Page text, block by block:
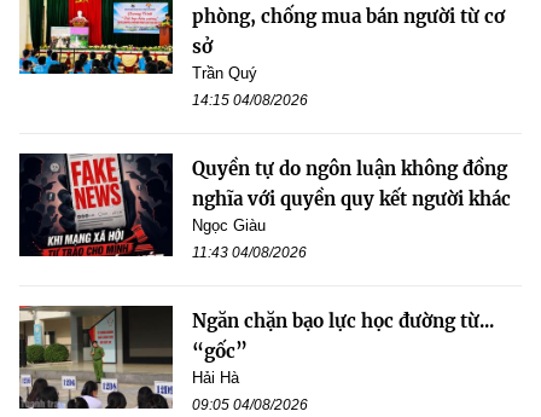
phòng, chống mua bán người từ cơ
sở
Trần Quý
14:15 04/08/2026
Quyền tự do ngôn luận không đồng
nghĩa với quyền quy kết người khác
Ngọc Giàu
11:43 04/08/2026
Ngăn chặn bạo lực học đường từ...
“gốc”
Hải Hà
09:05 04/08/2026